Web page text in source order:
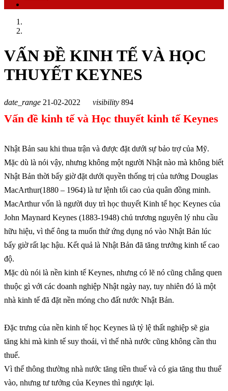
VẤN ĐỀ KINH TẾ VÀ HỌC
THUYẾT KEYNES
date_range 21-02-2022 visibility 894
Vấn đề kinh tế và Học thuyết kinh tế Keynes
Nhật Bản sau khi thua trận và được đặt dưới sự bảo trợ của Mỹ.
Mặc dù là nói vậy, nhưng không một người Nhật nào mà không biết
Nhật Bản thời bấy giờ đặt dưới quyền thống trị của tướng Douglas
MacArthur(1880 – 1964) là tư lệnh tối cao của quân đồng minh.
MacArthur vốn là người duy trì học thuyết Kinh tế học Keynes của
John Maynard Keynes (1883-1948) chủ trương nguyên lý nhu cầu
hữu hiệu, vì thế ông ta muốn thử ứng dụng nó vào Nhật Bản lúc
bấy giờ rất lạc hậu. Kết quả là Nhật Bản đã tăng trưởng kinh tế cao
độ.
Mặc dù nói là nền kinh tế Keynes, nhưng có lẽ nó cũng chẳng quen
thuộc gì với các doanh nghiệp Nhật ngày nay, tuy nhiên đó là một
nhà kinh tế đã đặt nền móng cho đất nước Nhật Bản.
Đặc trưng của nền kinh tế học Keynes là tỷ lệ thất nghiệp sẽ gia
tăng khi mà kinh tế suy thoái, vì thế nhà nước cũng không cần thu
thuế.
Vì thế thông thường nhà nước tăng tiền thuế và có gia tăng thu thuế
vào, nhưng tư tưởng của Keynes thì ngược lại.